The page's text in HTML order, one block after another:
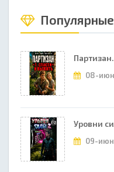
08-
Уровни
09-